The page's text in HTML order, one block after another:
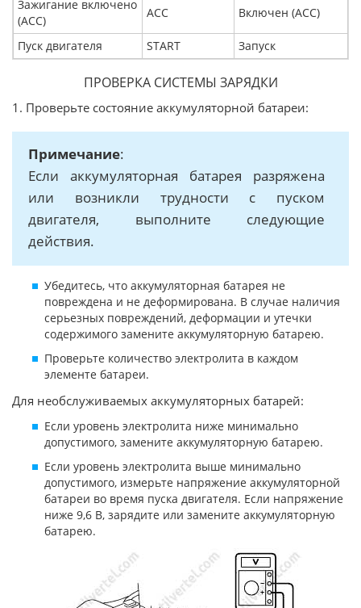
Зажигание включено
(ACC)
ACC Включен (ACC)
Пуск двигателя START Запуск
ПРОВЕРКА СИСТЕМЫ ЗАРЯДКИ
1. Проверьте состояние аккумуляторной батареи:
Примечание:
Если аккумуляторная батарея разряжена
или возникли трудности с пуском
двигателя, выполните следующие
действия.
Убедитесь, что аккумуляторная батарея не
повреждена и не деформирована. В случае наличия
серьезных повреждений, деформации и утечки
содержимого замените аккумуляторную батарею.
Проверьте количество электролита в каждом
элементе батареи.
Для необслуживаемых аккумуляторных батарей:
Если уровень электролита ниже минимально
допустимого, замените аккумуляторную батарею.
Если уровень электролита выше минимально
допустимого, измерьте напряжение аккумуляторной
батареи во время пуска двигателя. Если напряжение
ниже 9,6 В, зарядите или замените аккумуляторную
батарею.